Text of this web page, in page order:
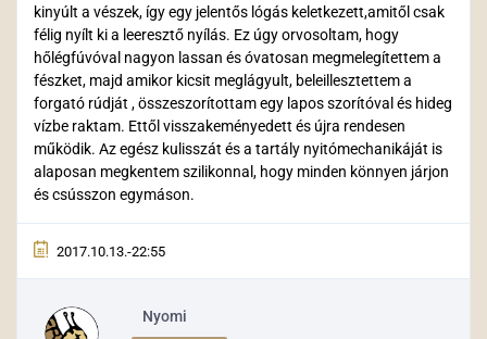
kinyúlt a vészek, így egy jelentős lógás keletkezett,amitől csak
félig nyílt ki a leeresztő nyílás. Ez úgy orvosoltam, hogy
hőlégfúvóval nagyon lassan és óvatosan megmelegítettem a
fészket, majd amikor kicsit meglágyult, beleillesztettem a
forgató rúdját , összeszorítottam egy lapos szorítóval és hideg
vízbe raktam. Ettől visszakeményedett és újra rendesen
működik. Az egész kulisszát és a tartály nyitómechanikáját is
alaposan megkentem szilikonnal, hogy minden könnyen járjon
és csússzon egymáson.
2017.10.13.-22:55
Nyomi